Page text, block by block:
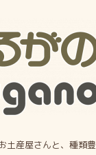
産屋さんと、種類